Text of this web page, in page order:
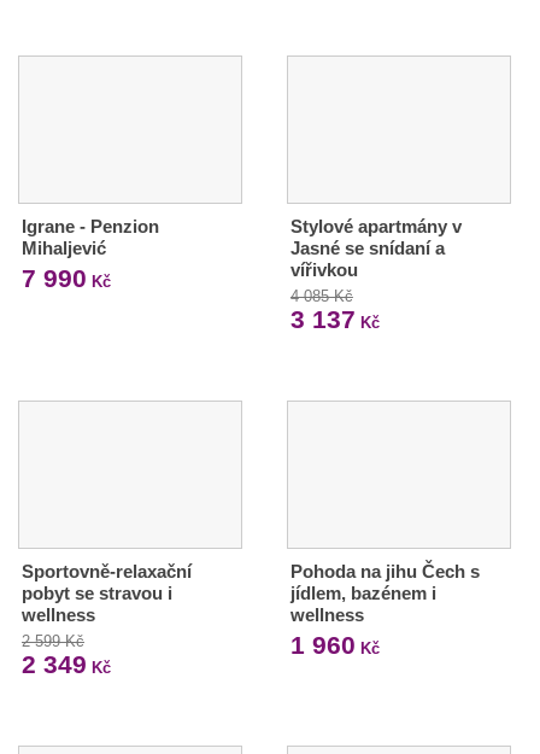
Igrane - Penzion
Mihaljević
7 990 Kč
Stylové apartmány v
Jasné se snídaní a
vířivkou
4 085 Kč
3 137 Kč
Sportovně-relaxační
pobyt se stravou i
wellness
2 599 Kč
2 349 Kč
Pohoda na jihu Čech s
jídlem, bazénem i
wellness
1 960 Kč